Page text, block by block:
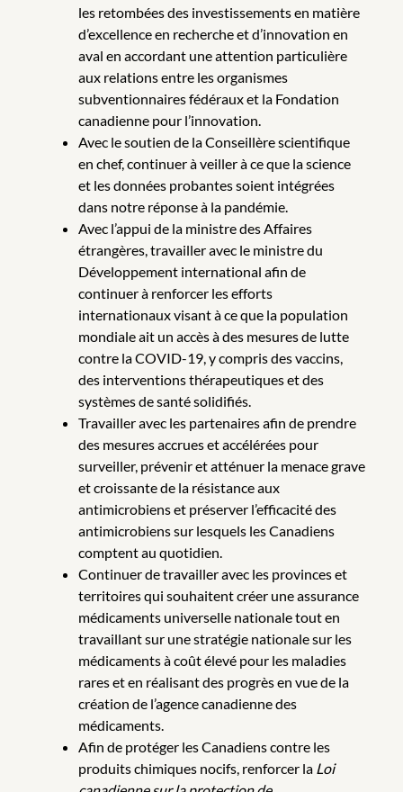
les retombées des investissements en matière
d’excellence en recherche et d’innovation en
aval en accordant une attention particulière
aux relations entre les organismes
subventionnaires fédéraux et la Fondation
canadienne pour l’innovation.
Avec le soutien de la Conseillère scientifique
en chef, continuer à veiller à ce que la science
et les données probantes soient intégrées
dans notre réponse à la pandémie.
Avec l’appui de la ministre des Affaires
étrangères, travailler avec le ministre du
Développement international afin de
continuer à renforcer les efforts
internationaux visant à ce que la population
mondiale ait un accès à des mesures de lutte
contre la COVID-19, y compris des vaccins,
des interventions thérapeutiques et des
systèmes de santé solidifiés.
Travailler avec les partenaires afin de prendre
des mesures accrues et accélérées pour
surveiller, prévenir et atténuer la menace grave
et croissante de la résistance aux
antimicrobiens et préserver l’efficacité des
antimicrobiens sur lesquels les Canadiens
comptent au quotidien.
Continuer de travailler avec les provinces et
territoires qui souhaitent créer une assurance
médicaments universelle nationale tout en
travaillant sur une stratégie nationale sur les
médicaments à coût élevé pour les maladies
rares et en réalisant des progrès en vue de la
création de l’agence canadienne des
médicaments.
Afin de protéger les Canadiens contre les
produits chimiques nocifs, renforcer la Loi